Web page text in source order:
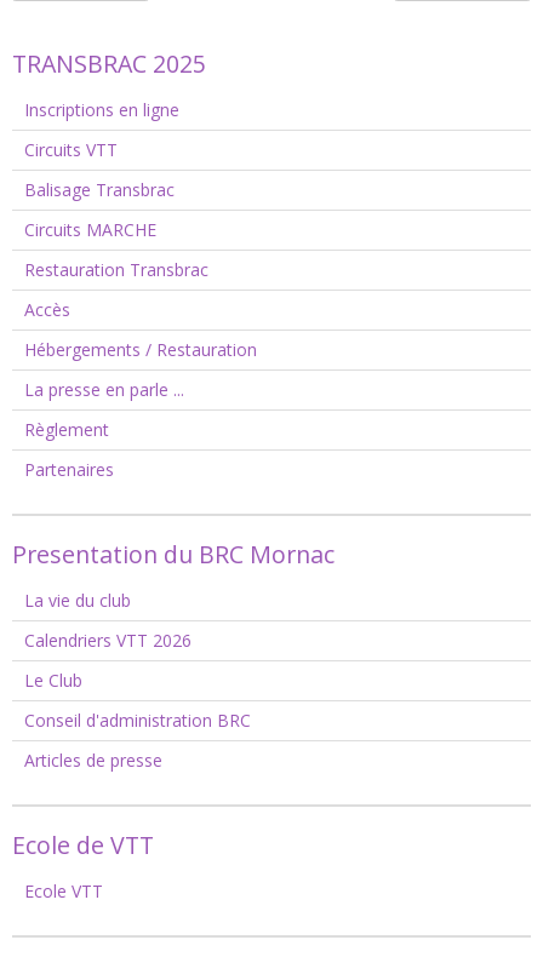
TRANSBRAC 2025
Inscriptions en ligne
Circuits VTT
Balisage Transbrac
Circuits MARCHE
Restauration Transbrac
Accès
Hébergements / Restauration
La presse en parle ...
Règlement
Partenaires
Presentation du BRC Mornac
La vie du club
Calendriers VTT 2026
Le Club
Conseil d'administration BRC
Articles de presse
Ecole de VTT
Ecole VTT